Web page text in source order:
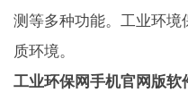
测等多种功能。工业环
质环境。
工业环保网手机官网版软